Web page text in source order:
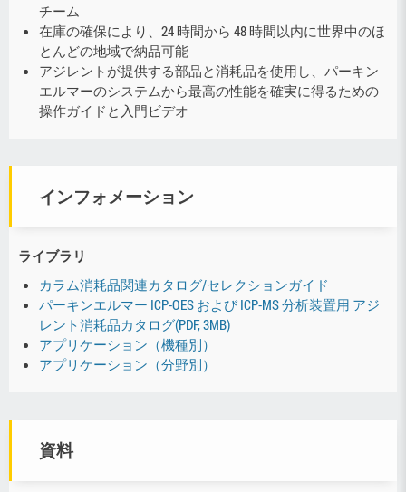
チーム
在庫の確保により、24 時間から 48 時間以内に世界中のほ
とんどの地域で納品可能
アジレントが提供する部品と消耗品を使用し、パーキン
エルマーのシステムから最高の性能を確実に得るための
操作ガイドと入門ビデオ
インフォメーション
ライブラリ
カラム消耗品関連カタログ/セレクションガイド
パーキンエルマー ICP-OES および ICP-MS 分析装置用 アジ
レント消耗品カタログ(PDF, 3MB)
アプリケーション（機種別）
アプリケーション（分野別）
資料